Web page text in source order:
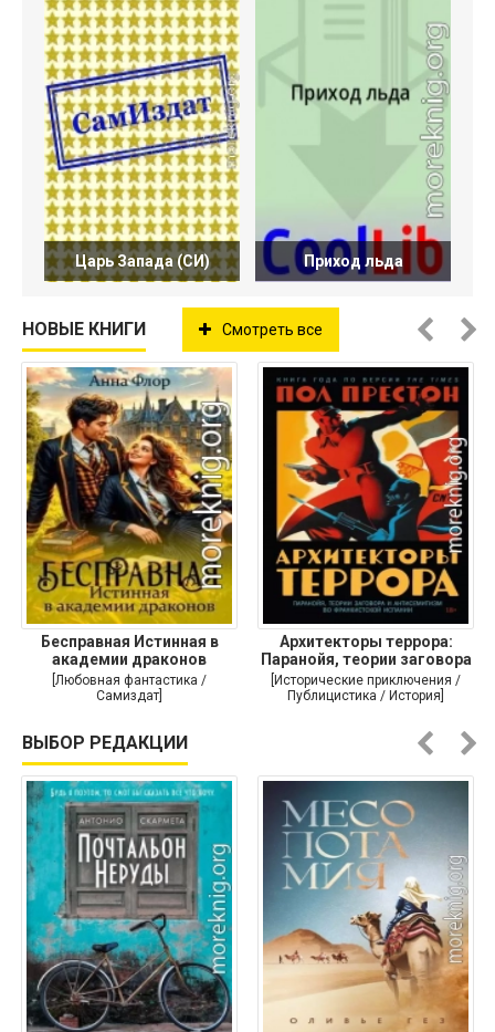
Царь Запада (СИ) Приход льда
НОВЫЕ КНИГИ Смотреть все
Бесправная Истинная в
академии драконов
[Любовная фантастика /
Самиздат]
Архитекторы террора:
Паранойя, теории заговора
и
[Исторические приключения /
Публицистика / История]
ВЫБОР РЕДАКЦИИ